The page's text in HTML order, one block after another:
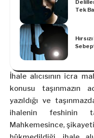
Tek
İhale alıcısının icra
konusu taşınmazın
yazıldığı ve
ihalenin feshinin
Mahkemesince,